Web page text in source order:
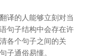
译的人能够立刻对当
句子结构中会存在许
各个句子之间的关
子通俗易懂。